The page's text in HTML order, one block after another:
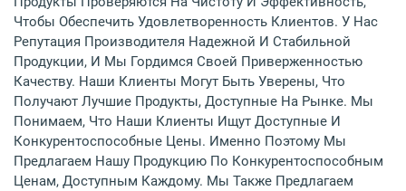
Чтобы Обеспечить Удовлетворенность Клиентов. У Нас
Репутация Производителя Надежной И Стабильной
Продукции, И Мы Гордимся Своей Приверженностью
Качеству. Наши Клиенты Могут Быть Уверены, Что
Получают Лучшие Продукты, Доступные На Рынке. Мы
Понимаем, Что Наши Клиенты Ищут Доступные И
Конкурентоспособные Цены. Именно Поэтому Мы
Предлагаем Нашу Продукцию По Конкурентоспособным
Ценам, Доступным Каждому. Мы Также Предлагаем